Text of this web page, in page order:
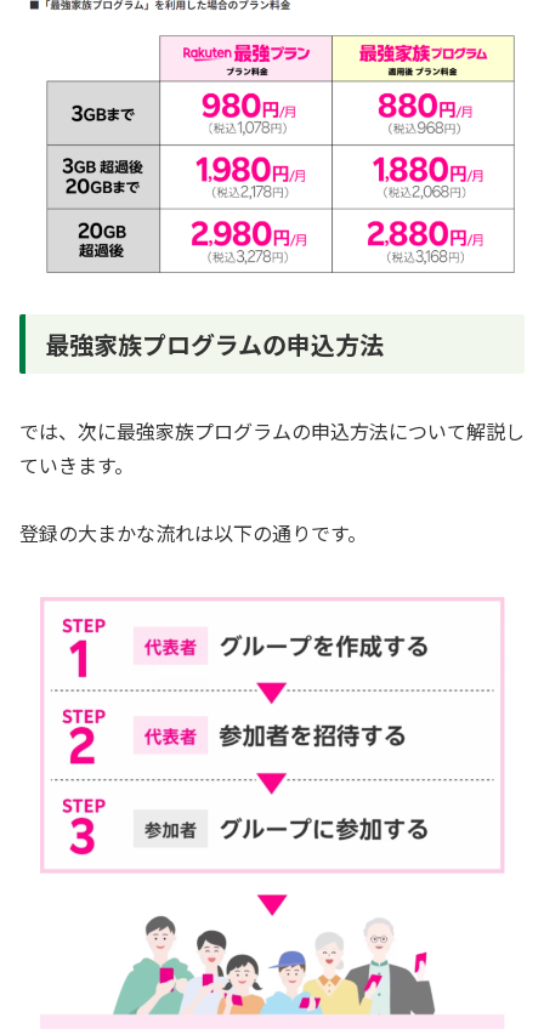
最強家族プログラムの申込方法
では、次に最強家族プログラムの申込方法について解説し
ていきます。
登録の大まかな流れは以下の通りです。